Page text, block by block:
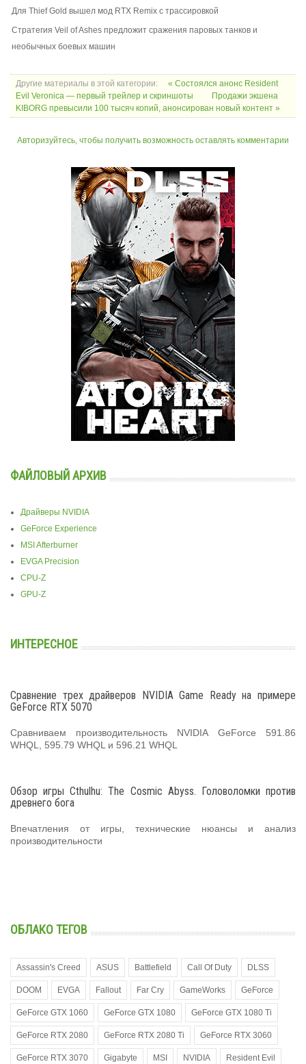
Для Thief Gold вышел мод RTX Remix с трассировкой
Стратегия Veil of Ashes предложит сражения паровых танков и
необычных боевых машин
Другие материалы в этой категории:
« Состоялся анонс Resident
Evil Veronica — первый трейлер и скриншоты
Продажи экшена
KIBORG превысили 100 тысяч копий, анонсирован новый контент »
Авторизуйтесь, чтобы получить возможность оставлять комментарии
ФАЙЛОВЫЙ АРХИВ
Драйверы NVIDIA
GeForce Experience
MSI Afterburner
EVGA Precision
CPU-Z
GPU-Z
ИНТЕРЕСНОЕ
Сравнение трех драйверов NVIDIA Game Ready на примере
GeForce RTX 5070
Сравниваем производительность NVIDIA GeForce 591.86
WHQL, 595.79 WHQL и 596.21 WHQL
Обзор игры Cthulhu: The Cosmic Abyss. Головоломки против
древнего бога
Впечатления от игры, технические нюансы и анализ
производительности
ОБЛАКО ТЕГОВ
Assassin's Creed ASUS Battlefield Call Of Duty DLSS
DOOM EVGA Fallout Far Cry GameWorks GeForce
GeForce GTX 1060 GeForce GTX 1080 GeForce GTX 1080 Ti
GeForce RTX 2080 GeForce RTX 2080 Ti GeForce RTX 3060
GeForce RTX 3070 Gigabyte MSI NVIDIA Resident Evil